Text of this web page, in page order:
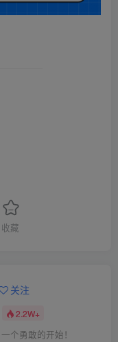
收藏
关注
2.2W+
个勇敢的开始！